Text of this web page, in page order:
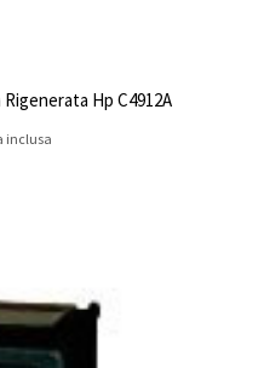
Hp C4912A
inclusa